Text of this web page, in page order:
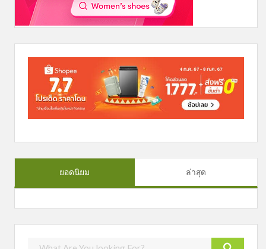
ยอดนิยม ล่าสุด